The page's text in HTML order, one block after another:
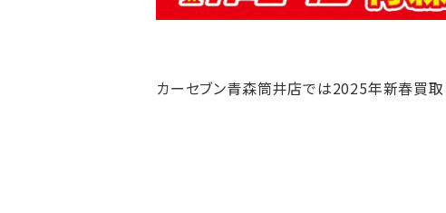
カーセブン青森筒井店では2025年新春買取